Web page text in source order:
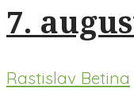
7.
Rastislav Betina